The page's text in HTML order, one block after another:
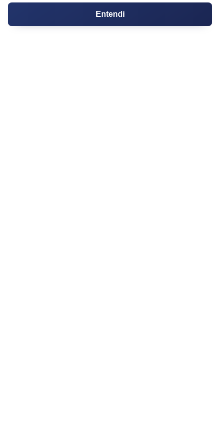
Entendi
Imóveis Comerciais
Outros Imóveis